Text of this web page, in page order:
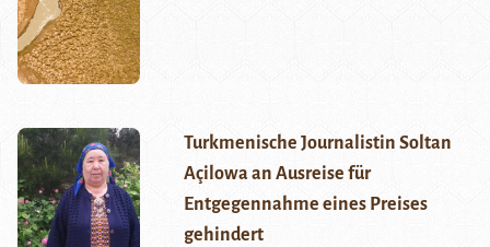
Turkmenische Journalistin Soltan
Açilowa an Ausreise für
Entgegennahme eines Preises
gehindert